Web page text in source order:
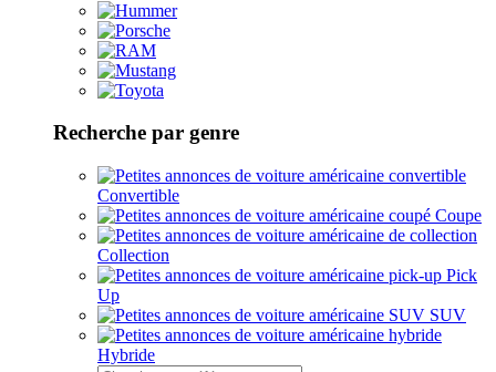
Recherche par genre
Convertible
Coupe
Collection
Pick
Up
SUV
Hybride